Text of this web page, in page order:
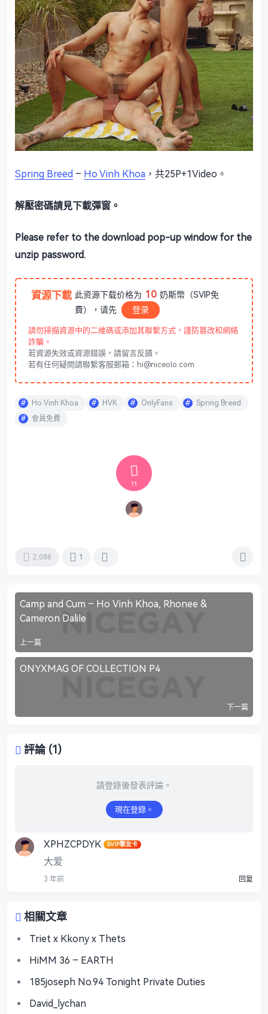
Spring Breed – Ho Vinh Khoa ，共25P+1Video。
解壓密碼請見下載彈窗。
Please refer to the download pop-up window for the
unzip password.
資源下載 此资源下载价格为 10 奶斯幣（SVIP免
費），请先
登录
請勿掃描資源中的二維碼或添加其聯繫方式，謹防篡改和網絡
詐騙。
若資源失效或資源錯誤，請留言反饋。
若有任何疑問請聯繫客服郵箱：hi@niceolo.com
Ho Vinh Khoa HVK OnlyFans
Spring Breed
會員免費
11
2,088 1
Camp and Cum – Ho Vinh Khoa, Rhonee &
Cameron Dalile
上一篇
ONYXMAG OF COLLECTION P4
下一篇
評論 (1)
請登錄後發表評論。
現在登錄。
XPHZCPDYK SVIP摯友卡
大爱
3 年前 回复
相關文章
Triet x Kkony x Thets
HiMM 36 – EARTH
185joseph No.94 Tonight Private Duties
David_lychan